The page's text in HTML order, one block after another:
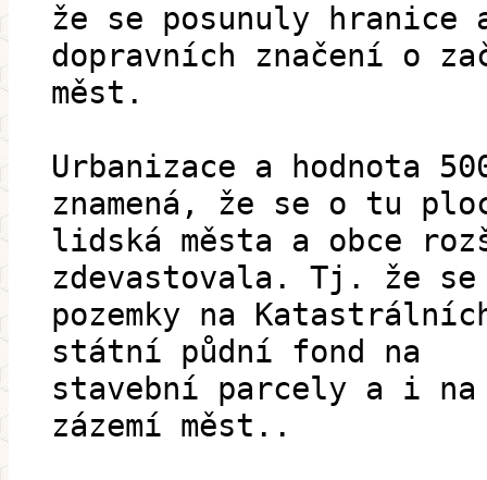
že se posunuly hranice
dopravních značení o
měst.
Urbanizace a hodnota
znamená, že se o tu
lidská města a obce
zdevastovala. Tj. že se
pozemky na
státní půdní fond na
stavební parcely a i na
zázemí měst..